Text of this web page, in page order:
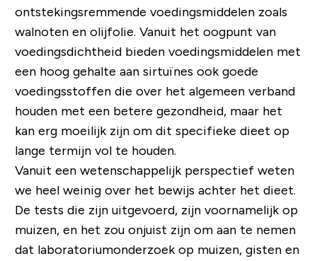
ontstekingsremmende voedingsmiddelen zoals
walnoten en olijfolie. Vanuit het oogpunt van
voedingsdichtheid bieden voedingsmiddelen met
een hoog gehalte aan sirtuïnes ook goede
voedingsstoffen die over het algemeen verband
houden met een betere gezondheid, maar het
kan erg moeilijk zijn om dit specifieke dieet op
lange termijn vol te houden.
Vanuit een wetenschappelijk perspectief weten
we heel weinig over het bewijs achter het dieet.
De tests die zijn uitgevoerd, zijn voornamelijk op
muizen, en het zou onjuist zijn om aan te nemen
dat laboratoriumonderzoek op muizen, gisten en